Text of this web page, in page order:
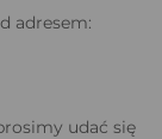
adresem:
udać się